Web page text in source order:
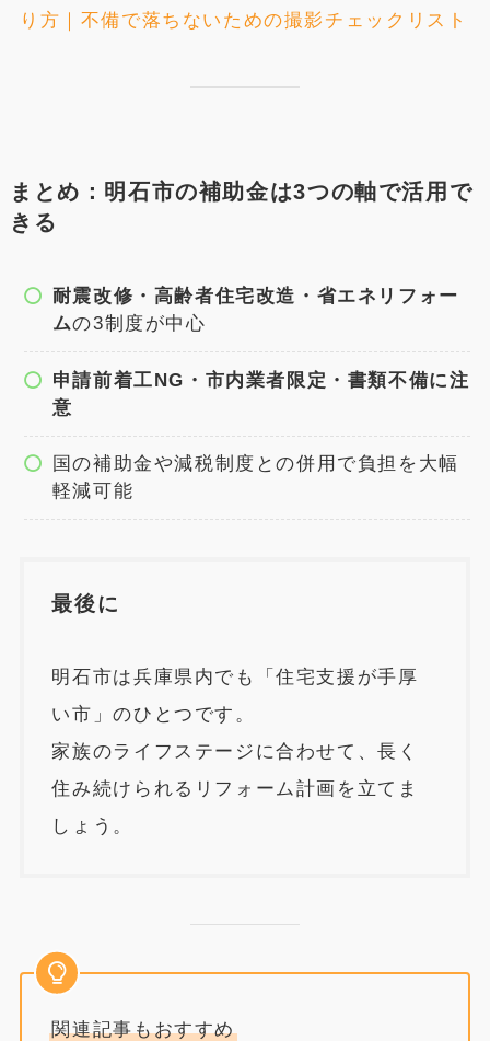
り方｜不備で落ちないための撮影チェックリスト
まとめ：明石市の補助金は3つの軸で活用で
きる
耐震改修・高齢者住宅改造・省エネリフォー
ムの3制度が中心
申請前着工NG・市内業者限定・書類不備に注
意
国の補助金や減税制度との併用で負担を大幅
軽減可能
最後に
明石市は兵庫県内でも「住宅支援が手厚
い市」のひとつです。
家族のライフステージに合わせて、長く
住み続けられるリフォーム計画を立てま
しょう。
関連記事もおすすめ